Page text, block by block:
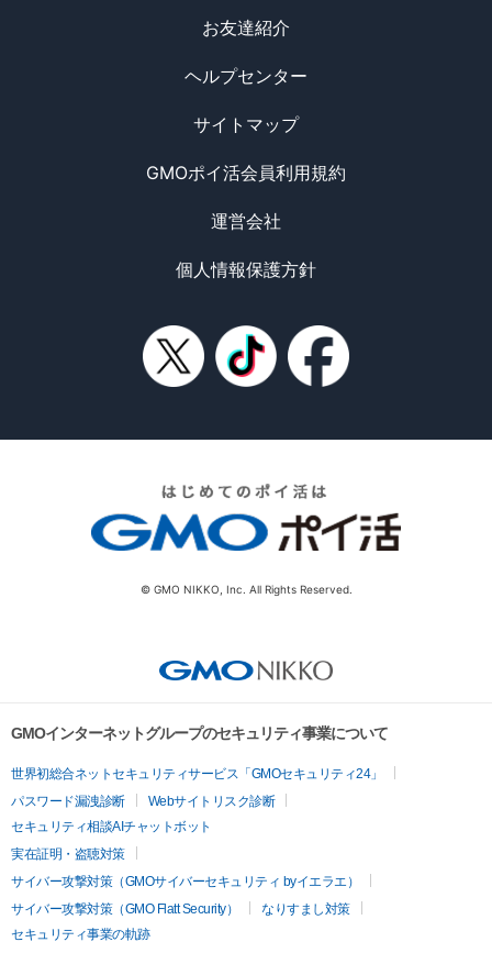
お友達紹介
ヘルプセンター
サイトマップ
GMOポイ活会員利用規約
運営会社
個人情報保護方針
© GMO NIKKO, Inc. All Rights Reserved.
GMOインターネットグループのセキュリティ事業について
世界初総合ネットセキュリティサービス「GMOセキュリティ24」
パスワード漏洩診断
Webサイトリスク診断
セキュリティ相談AIチャットボット
実在証明・盗聴対策
サイバー攻撃対策（GMOサイバーセキュリティ byイエラエ）
サイバー攻撃対策（GMO Flatt Security）
なりすまし対策
セキュリティ事業の軌跡